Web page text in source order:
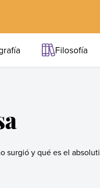
Filosofía
surgió y qué es el